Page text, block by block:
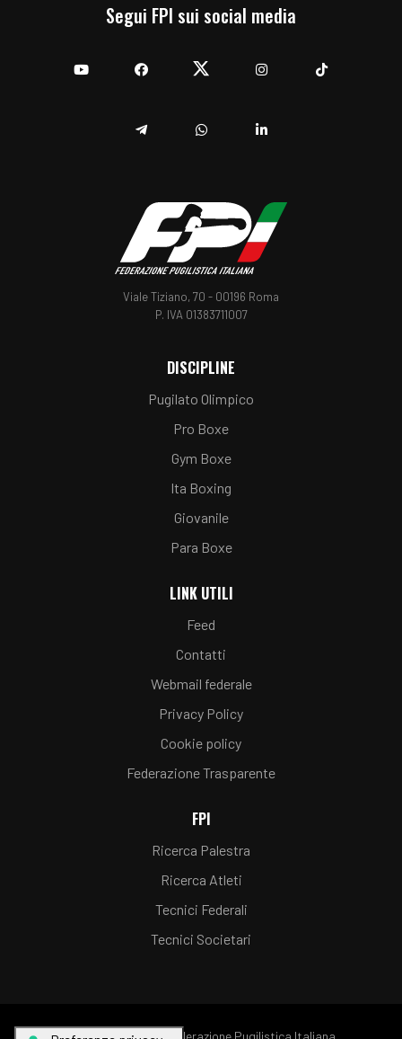
Segui FPI sui social media
Viale Tiziano, 70 - 00196 Roma
P. IVA 01383711007
DISCIPLINE
Pugilato Olimpico
Pro Boxe
Gym Boxe
Ita Boxing
Giovanile
Para Boxe
LINK UTILI
Feed
Contatti
Webmail federale
Privacy Policy
Cookie policy
Federazione Trasparente
FPI
Ricerca Palestra
Ricerca Atleti
Tecnici Federali
Tecnici Societari
© Copyright FPI - Federazione Pugilistica Italiana